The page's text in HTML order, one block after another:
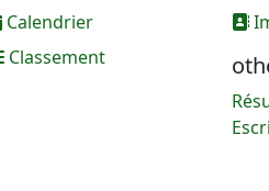
Calendrier
Classement